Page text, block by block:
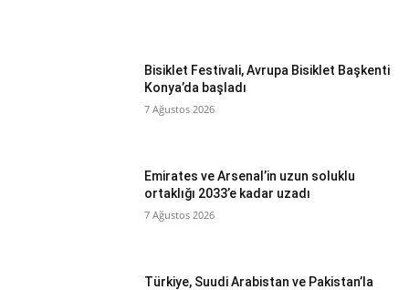
Bisiklet Festivali, Avrupa Bisiklet Başkenti
Konya’da başladı
7 Ağustos 2026
Emirates ve Arsenal’in uzun soluklu
ortaklığı 2033’e kadar uzadı
7 Ağustos 2026
Türkiye, Suudi Arabistan ve Pakistan’la